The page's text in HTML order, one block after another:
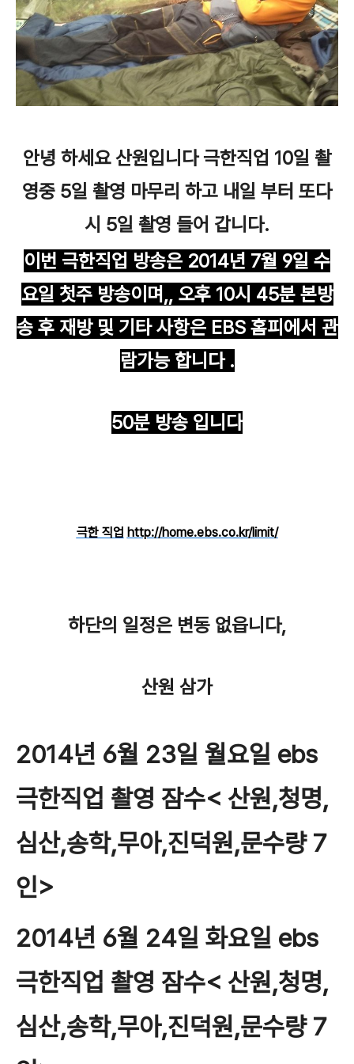
안녕 하세요 산원입니다 극한직업 10일 촬
영중 5일 촬영 마무리 하고 내일 부터 또다
시 5일 촬영 들어 갑니다.
이번 극한직업 방송은 2014년 7월 9일 수
요일 첫주 방송이며,, 오후 10시 45분 본방
송 후 재방 및 기타 사항은 EBS 홈피에서 관
람가능 합니다 .
50분 방송 입니다
극한 직업 http://home.ebs.co.kr/limit/
하단의 일정은 변동 없읍니다,
산원 삼가
2014년 6월 23일 월요일 ebs
극한직업 촬영 잠수< 산원,청명,
심산,송학,무아,진덕원,문수량 7
인>
2014년 6월 24일 화요일 ebs
극한직업 촬영 잠수< 산원,청명,
심산,송학,무아,진덕원,문수량 7